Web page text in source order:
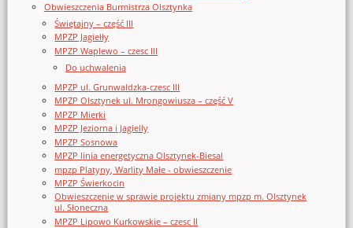
Obwieszczenia Burmistrza Olsztynka
Świętajny – część III
MPZP Jagiełły
MPZP Waplewo – czesc III
Do uchwalenia
MPZP ul. Grunwaldzka-czesc III
MPZP Olsztynek ul. Mrongowiusza – część V
MPZP Mierki
MPZP Jeziorna i Jagielly
MPZP Sosnowa
MPZP linia energetyczna Olsztynek-Biesal
mpzp Platyny, Warlity Małe - obwieszczenie
MPZP Świerkocin
Obwieszczenie w sprawie projektu zmiany mpzp m. Olsztynek
ul. Słoneczna
MPZP Lipowo Kurkowskie – czesc II